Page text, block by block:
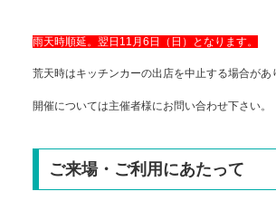
雨天時順延。翌日11月6日（日）となります。
荒天時はキッチンカーの出店を中止する場合があ
開催については主催者様にお問い合わせ下さい。
ご来場・ご利用にあたって